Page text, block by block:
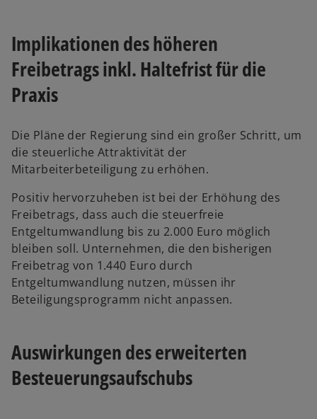
Implikationen des höheren
Freibetrags inkl. Haltefrist für die
Praxis
Die Pläne der Regierung sind ein großer Schritt, um
die steuerliche Attraktivität der
Mitarbeiterbeteiligung zu erhöhen.
Positiv hervorzuheben ist bei der Erhöhung des
Freibetrags, dass auch die steuerfreie
Entgeltumwandlung bis zu 2.000 Euro möglich
bleiben soll. Unternehmen, die den bisherigen
Freibetrag von 1.440 Euro durch
Entgeltumwandlung nutzen, müssen ihr
Beteiligungsprogramm nicht anpassen.
Auswirkungen des erweiterten
Besteuerungsaufschubs